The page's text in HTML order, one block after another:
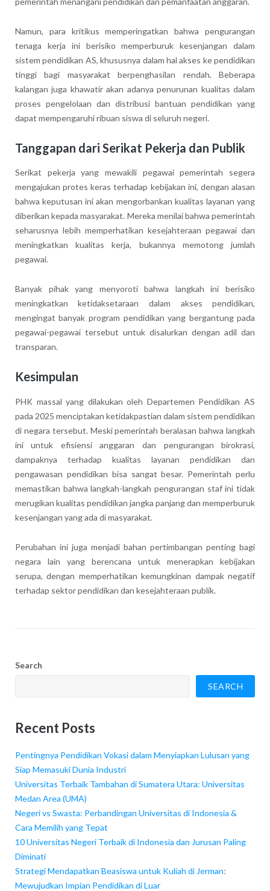
Namun, para kritikus memperingatkan bahwa pengurangan
tenaga kerja ini berisiko memperburuk kesenjangan dalam
sistem pendidikan AS, khususnya dalam hal akses ke pendidikan
tinggi bagi masyarakat berpenghasilan rendah. Beberapa
kalangan juga khawatir akan adanya penurunan kualitas dalam
proses pengelolaan dan distribusi bantuan pendidikan yang
dapat mempengaruhi ribuan siswa di seluruh negeri.
Tanggapan dari Serikat Pekerja dan Publik
Serikat pekerja yang mewakili pegawai pemerintah segera
mengajukan protes keras terhadap kebijakan ini, dengan alasan
bahwa keputusan ini akan mengorbankan kualitas layanan yang
diberikan kepada masyarakat. Mereka menilai bahwa pemerintah
seharusnya lebih memperhatikan kesejahteraan pegawai dan
meningkatkan kualitas kerja, bukannya memotong jumlah
pegawai.
Banyak pihak yang menyoroti bahwa langkah ini berisiko
meningkatkan ketidaksetaraan dalam akses pendidikan,
mengingat banyak program pendidikan yang bergantung pada
pegawai-pegawai tersebut untuk disalurkan dengan adil dan
transparan.
Kesimpulan
PHK massal yang dilakukan oleh Departemen Pendidikan AS
pada 2025 menciptakan ketidakpastian dalam sistem pendidikan
di negara tersebut. Meski pemerintah beralasan bahwa langkah
ini untuk efisiensi anggaran dan pengurangan birokrasi,
dampaknya terhadap kualitas layanan pendidikan dan
pengawasan pendidikan bisa sangat besar. Pemerintah perlu
memastikan bahwa langkah-langkah pengurangan staf ini tidak
merugikan kualitas pendidikan jangka panjang dan memperburuk
kesenjangan yang ada di masyarakat.
Perubahan ini juga menjadi bahan pertimbangan penting bagi
negara lain yang berencana untuk menerapkan kebijakan
serupa, dengan memperhatikan kemungkinan dampak negatif
terhadap sektor pendidikan dan kesejahteraan publik.
Search
SEARCH
Recent Posts
Pentingnya Pendidikan Vokasi dalam Menyiapkan Lulusan yang
Siap Memasuki Dunia Industri
Universitas Terbaik Tambahan di Sumatera Utara: Universitas
Medan Area (UMA)
Negeri vs Swasta: Perbandingan Universitas di Indonesia &
Cara Memilih yang Tepat
10 Universitas Negeri Terbaik di Indonesia dan Jurusan Paling
Diminati
Strategi Mendapatkan Beasiswa untuk Kuliah di Jerman:
Mewujudkan Impian Pendidikan di Luar